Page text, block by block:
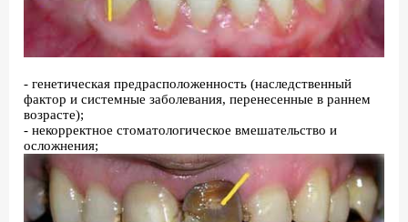
- генетическая предрасположенность (наследственный
фактор и системные заболевания, перенесенные в раннем
возрасте);
- некорректное стоматологическое вмешательство и
осложнения;